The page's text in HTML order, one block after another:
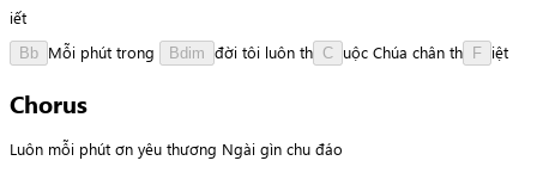
iết
Bb Mỗi phút trong Bdim đời tôi luôn th C uộc Chúa chân th F iệt
Chorus
Luôn mỗi phút ơn yêu thương Ngài gìn chu đáo